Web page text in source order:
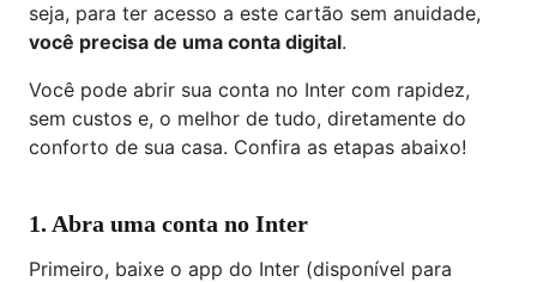
seja, para ter acesso a este cartão sem anuidade,
você precisa de uma conta digital.
Você pode abrir sua conta no Inter com rapidez,
sem custos e, o melhor de tudo, diretamente do
conforto de sua casa. Confira as etapas abaixo!
1. Abra uma conta no Inter
Primeiro, baixe o app do Inter (disponível para